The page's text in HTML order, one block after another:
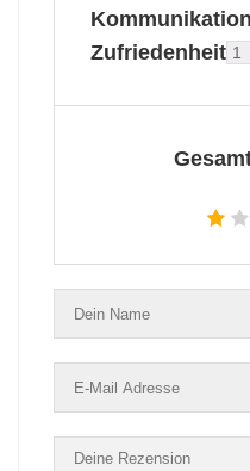
Kommunikation
Zufriedenheit